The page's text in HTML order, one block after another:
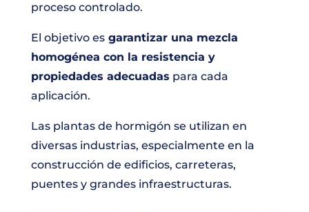
proceso controlado.
El objetivo esgarantizar una mezcla
homogénea con la resistencia y
propiedades adecuadas para cada
aplicación.
Las plantas de hormigón se utilizan en
diversas industrias, especialmente en la
construcción de edificios, carreteras,
puentes y grandes infraestructuras.